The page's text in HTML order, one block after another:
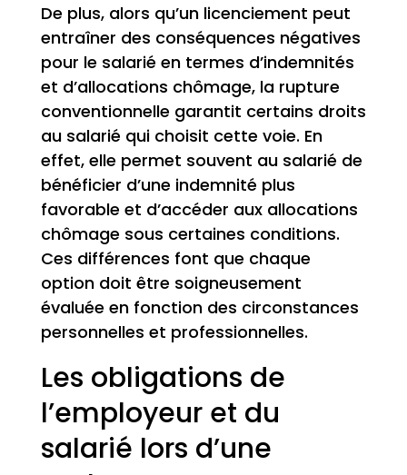
De plus, alors qu’un licenciement peut
entraîner des conséquences négatives
pour le salarié en termes d’indemnités
et d’allocations chômage, la rupture
conventionnelle garantit certains droits
au salarié qui choisit cette voie. En
effet, elle permet souvent au salarié de
bénéficier d’une indemnité plus
favorable et d’accéder aux allocations
chômage sous certaines conditions.
Ces différences font que chaque
option doit être soigneusement
évaluée en fonction des circonstances
personnelles et professionnelles.
Les obligations de
l’employeur et du
salarié lors d’une